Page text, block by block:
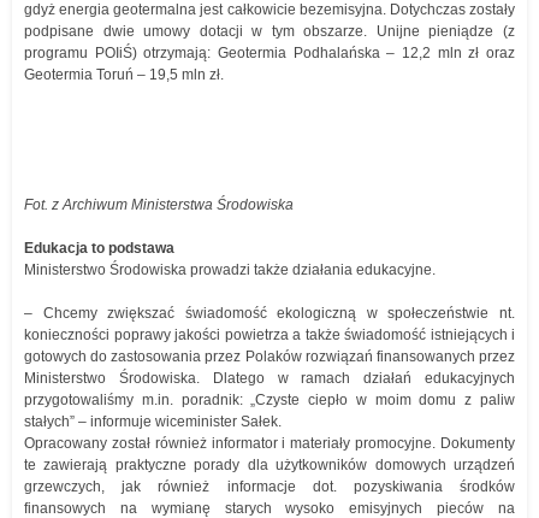
gdyż energia geotermalna jest całkowicie bezemisyjna. Dotychczas zostały
podpisane dwie umowy dotacji w tym obszarze. Unijne pieniądze (z
programu POIiŚ) otrzymają: Geotermia Podhalańska – 12,2 mln zł oraz
Geotermia Toruń – 19,5 mln zł.
Fot. z Archiwum Ministerstwa Środowiska
Edukacja to podstawa
Ministerstwo Środowiska prowadzi także działania edukacyjne.
– Chcemy zwiększać świadomość ekologiczną w społeczeństwie nt.
konieczności poprawy jakości powietrza a także świadomość istniejących i
gotowych do zastosowania przez Polaków rozwiązań finansowanych przez
Ministerstwo Środowiska. Dlatego w ramach działań edukacyjnych
przygotowaliśmy m.in. poradnik: „Czyste ciepło w moim domu z paliw
stałych” – informuje wiceminister Sałek.
Opracowany został również informator i materiały promocyjne. Dokumenty
te zawierają praktyczne porady dla użytkowników domowych urządzeń
grzewczych, jak również informacje dot. pozyskiwania środków
finansowych na wymianę starych wysoko emisyjnych pieców na